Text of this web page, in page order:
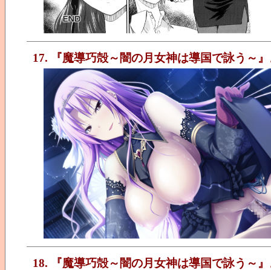
17. 『魔導巧殻～闇の月女神は導国で詠う～
18. 『魔導巧殻～闇の月女神は導国で詠う～